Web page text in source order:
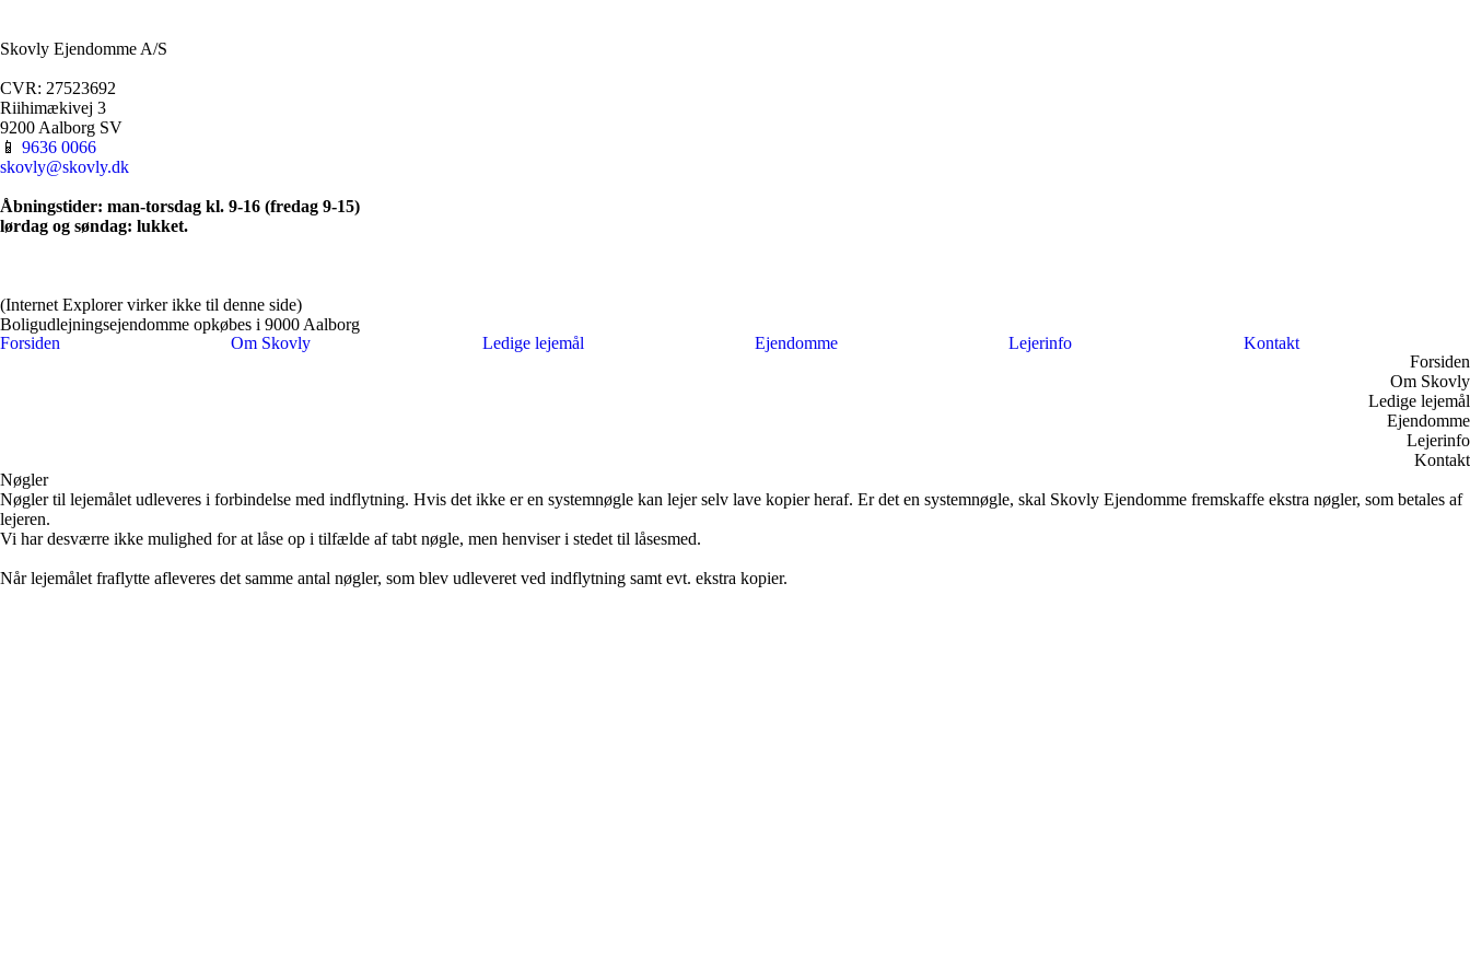
​Skovly Ejendomme A/S
​CVR: 27523692
Riihimækivej 3
9200 Aalborg SV
​📱 9636 0066​
skovly@skovly.dk
Åbningstider: man-torsdag kl. 9-16 (fredag 9-15)
​lørdag og søndag: lukket.
(Internet Explorer virker ikke til denne side)
Boligudlejningsejendomme opkøbes i 9000 Aalborg
Forsiden
Om Skovly Ledige lejemål Ejendomme Lejerinfo
Kontakt
Forsiden
Om Skovly
Ledige lejemål
Ejendomme
Lejerinfo
Kontakt
Nøgler
Nøgler til lejemålet udleveres i forbindelse med indflytning. Hvis det ikke er en systemnøgle kan lejer selv lave kopier heraf. Er det en systemnøgle, skal Skovly Ejendomme fremskaffe ekstra nøgler, som betales af
lejeren.​​
Vi har desværre ikke mulighed for at låse op i tilfælde af tabt nøgle, men henviser i stedet til låsesmed.
Når lejemålet fraflytte afleveres det samme antal nøgler, som blev udleveret ved indflytning samt evt. ekstra kopier.​